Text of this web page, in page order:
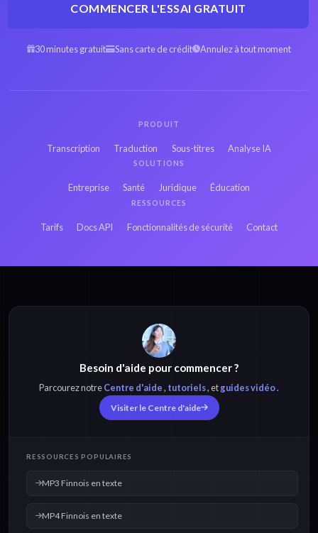
3GP Espagnol en
3GP Français en
texte
3GP Russe en texte
M4A Finnois en
OPUS Finnois en
texte
COMMENCER L'ESSAI GRATUIT
30 minutes gratuit Sans carte de crédit Annulez à tout moment
PRODUIT
Transcription Traduction Sous-titres Analyse IA
SOLUTIONS
Entreprise Santé Juridique Éducation
RESSOURCES
Tarifs Docs API Fonctionnalités de sécurité Contact
Besoin d'aide pour commencer ?
Parcourez notreCentre d'aide, tutoriels, etguides vidéo.
Visiter le Centre d'aide
RESSOURCES POPULAIRES
MP3 Finnois en texte
MP4 Finnois en texte